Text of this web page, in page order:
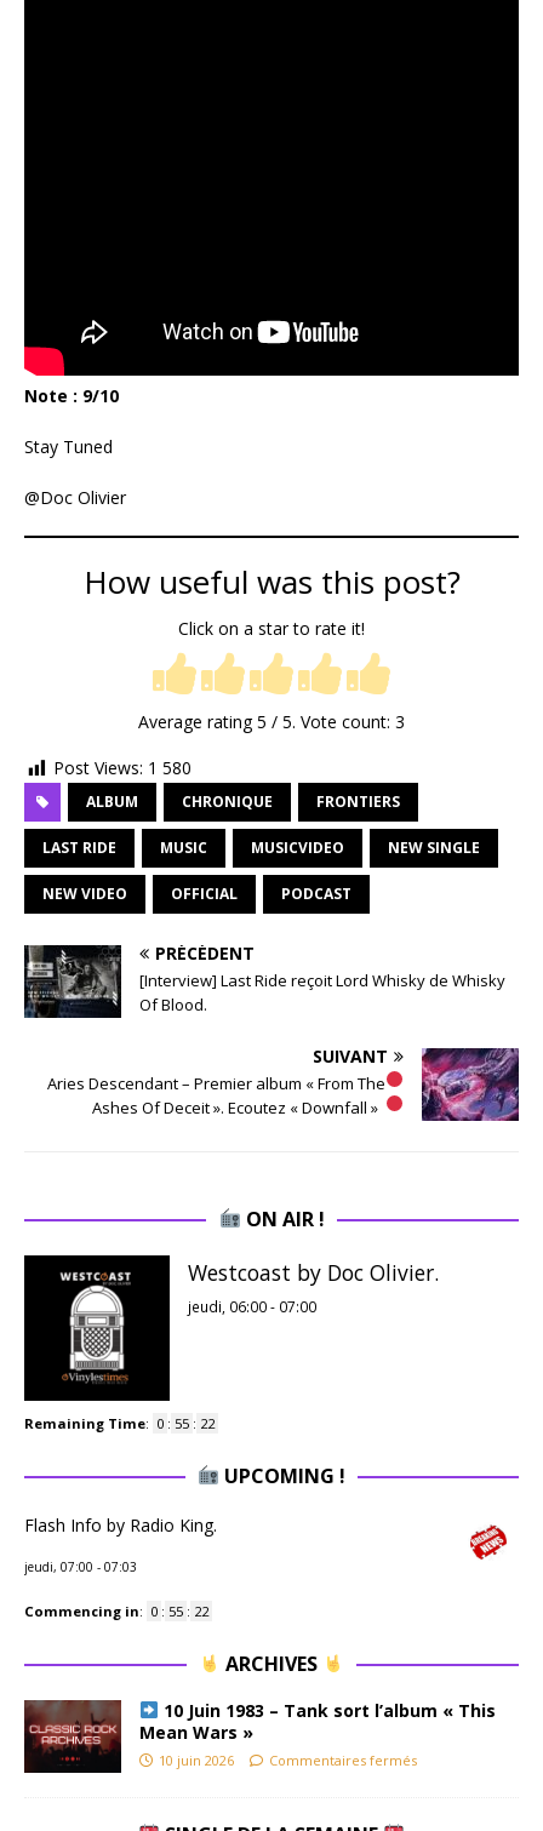
Note : 9/10
Stay Tuned
@Doc Olivier
How useful was this post?
Click on a star to rate it!
Average rating5 / 5. Vote count: 3
Post Views: 1 580
ALBUM CHRONIQUE FRONTIERS
LAST RIDE MUSIC MUSICVIDEO NEW SINGLE
NEW VIDEO OFFICIAL PODCAST
PRÉCÉDENT
[Interview] Last Ride reçoit Lord Whisky de Whisky
Of Blood.
SUIVANT
Aries Descendant – Premier album « From The
Ashes Of Deceit ». Ecoutez « Downfall »
ON AIR !
Westcoast by Doc Olivier.
jeudi, 06:00- 07:00
Remaining Time: 0 : 55 : 21
UPCOMING !
Flash Info by Radio King.
jeudi, 07:00 - 07:03
Commencing in: 0 : 55 : 21
ARCHIVES
10 Juin 1983 – Tank sort l’album « This
Mean Wars »
10 juin 2026 Commentaires fermés